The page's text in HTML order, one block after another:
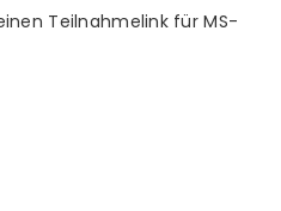
Teilnahmelink für MS-